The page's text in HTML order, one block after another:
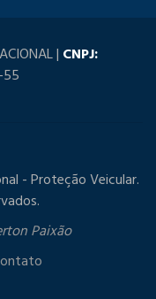
| CNPJ:
- Proteção Veicular.
Paixão